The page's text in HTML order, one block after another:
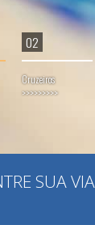
02
Cruzeiros
>>>>>>>>>
SUA